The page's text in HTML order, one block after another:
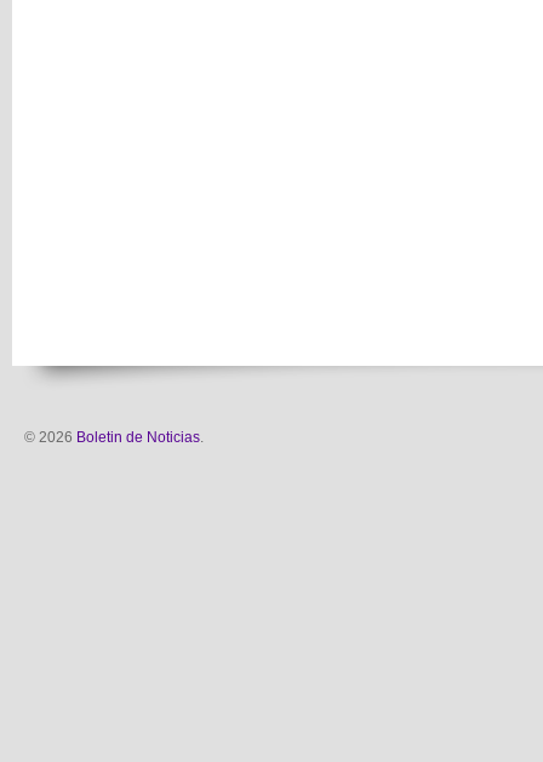
© 2026 Boletin de Noticias.